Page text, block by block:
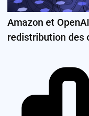
Amazon et
redistribution des